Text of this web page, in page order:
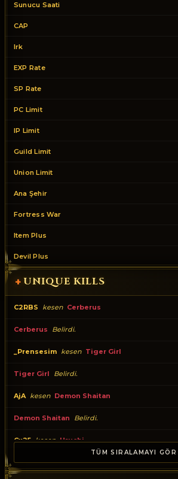
Sunucu Saati
CAP
Irk
EXP Rate
SP Rate
PC Limit
IP Limit
Guild Limit
Union Limit
Ana Şehir
Fortress War
Item Plus
Devil Plus
+UNIQUE KILLS
C2RBS kesen Cerberus
Cerberus Belirdi.
_Prensesim kesen Tiger Girl
Tiger Girl Belirdi.
AjA kesen Demon Shaitan
Demon Shaitan Belirdi.
Cx25 kesen Uruchi
Uruchi Belirdi.
TÜM SIRALAMAYI GÖR